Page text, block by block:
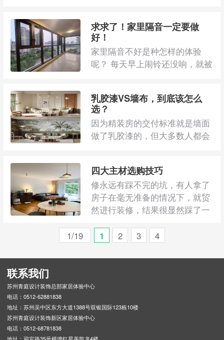
求求了！家里隔音一定要做
好！
家里隔音不好是种怎样的体验
呢？ 每天早上闹铃还没响，就被
乳胶漆VS墙布，到底该怎么
选？
因为精装房的交付标准就是墙面
做了乳胶漆的，但大多数人都会
四大主材选购技巧
修永远有踩不完的坑，有人拿了
房子在毫无准备的情况下，就贸
然进行装修，结果很显然踩了一
1/19
1 2 3 4
联系我们
苏州青庭设计装饰总部家居体验中心
电话：0512-62881838
地址：苏州吴中区东方大道1388号双银国际123栋10楼
苏州青庭设计装饰新区家居体验中心
电话：0512-68781838